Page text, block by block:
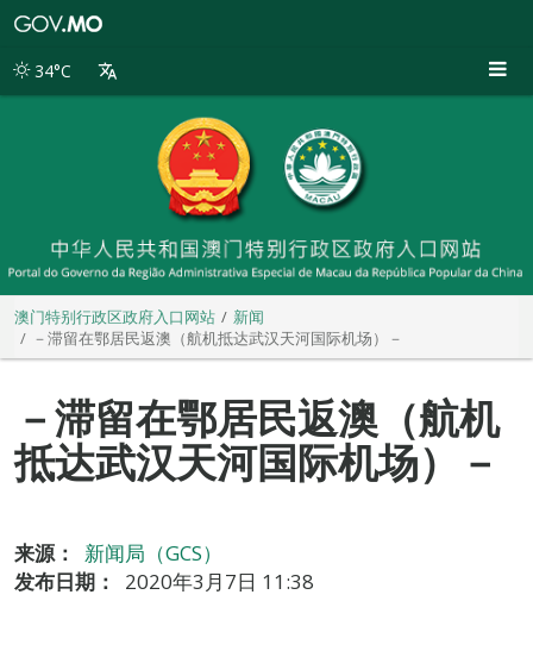
别
34°C
澳门特别行政区政府入口网站
新闻
－滞留在鄂居民返澳（航机抵达武汉天河国际机场）－
－滞留在鄂居民返澳（航机
抵达武汉天河国际机场）－
来源：
新闻局（GCS）
发布日期：
2020年3月7日 11:38